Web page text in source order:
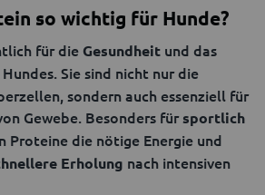
so wichtig für Hunde?
für die Gesundheit und das
Sie sind nicht nur die
sondern auch essenziell für
Gewebe. Besonders fürsportlich
Proteine die nötige Energie und
Erholung nach intensiven